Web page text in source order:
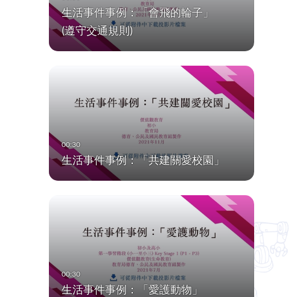
生活事件事例：「會飛的輪子」
(遵守交通規則)
生活事件事例：「共建關愛校園」
生活事件事例：「愛護動物」